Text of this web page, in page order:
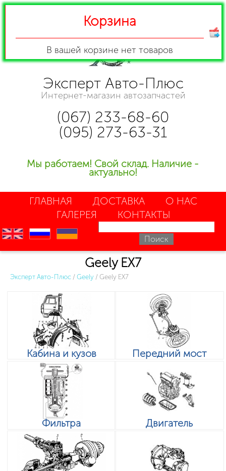
Эксперт Авто-Плюс
Интернет-магазин автозапчастей
(067) 233-68-60
(095) 273-63-31
Мы работаем! Свой склад. Наличие -
актуально!
ГЛАВНАЯ ДОСТАВКА
О НАС
ГАЛЕРЕЯ
КОНТАКТЫ
en ru uk
Geely EX7
Эксперт Авто-Плюс / Geely / Geely EX7
Кабина и кузов Передний мост
Фильтра Двигатель
Корзина
В вашей корзине нет товаров